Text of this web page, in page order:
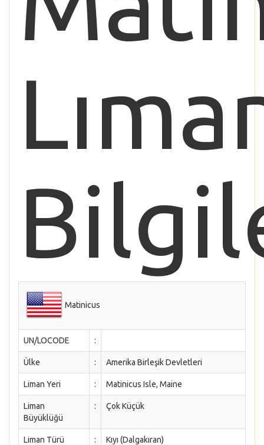
Matinicus
UN/LOCODE :
Ülke : Amerika Birleşik Devletleri
Liman Yeri : Matinicus Isle, Maine
Liman
Büyüklüğü
: Çok Küçük
Liman Türü : Kıyı (Dalgakıran)